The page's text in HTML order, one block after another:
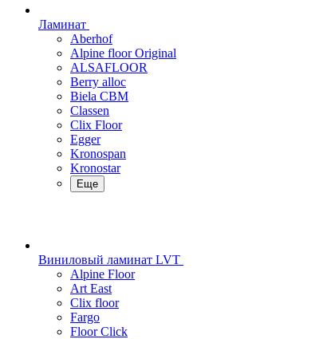
Ламинат
Aberhof
Alpine floor Original
ALSAFLOOR
Berry alloc
Biela CBM
Classen
Clix Floor
Egger
Kronospan
Kronostar
Еще
Виниловый ламинат LVT
Alpine Floor
Art East
Clix floor
Fargo
Floor Click